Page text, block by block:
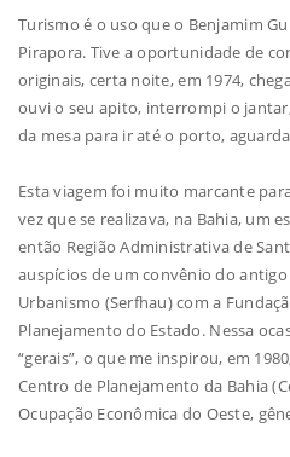
Turismo é o uso que o Benjamim
Pirapora. Tive a oportunidade de
originais, certa noite, em 1974,
ouvi o seu apito, interrompi o
da mesa para ir até o porto,
Esta viagem foi muito marcante
vez que se realizava, na Bahia, um
então Região Administrativa de
auspícios de um convênio do
Urbanismo (Serfhau) com a
Planejamento do Estado. Nessa
“gerais”, o que me inspirou, em
Centro de Planejamento da Bahia
Ocupação Econômica do Oeste,